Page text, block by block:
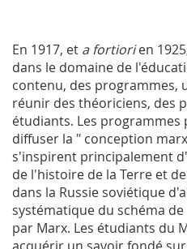
En 1917, et a fortiorien
dans le domaine de
contenu, des programmes,
réunir des théoriciens, des
étudiants. Les programmes
diffuser la " conception
s'inspirent principalement
de l'histoire de la Terre et
dans la Russie soviétique
systématique du schéma
par Marx. Les étudiants du